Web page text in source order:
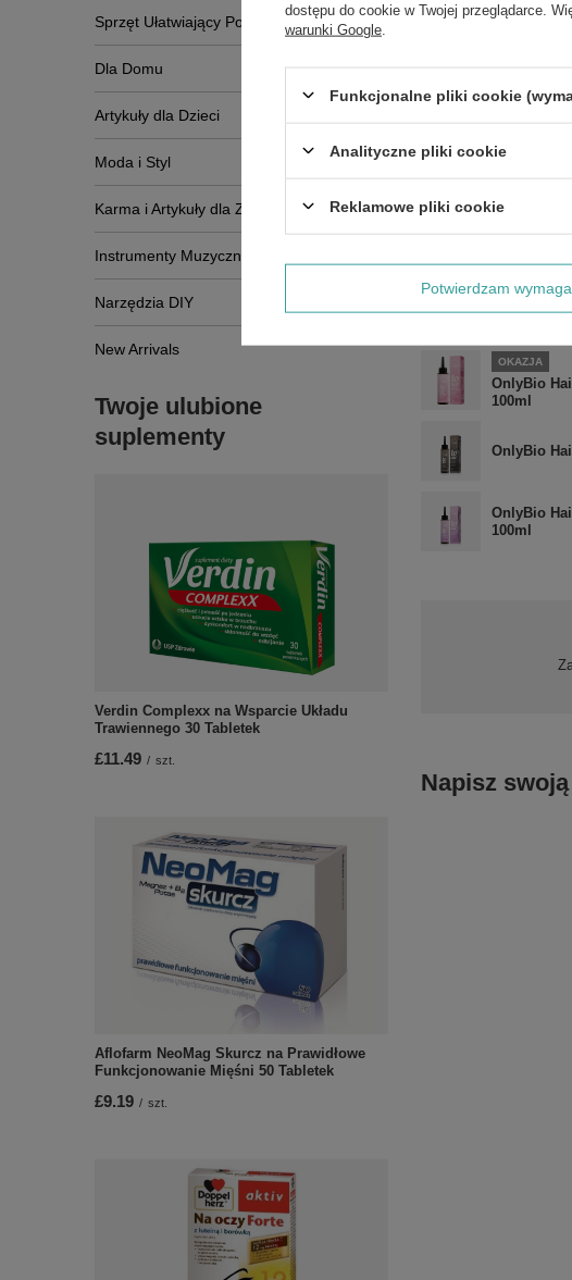
Sprzęt Ułatwiający Poruszanie Się
Dla Domu
Artykuły dla Dzieci
Moda i Styl
Karma i Artykuły dla Zwierząt
Instrumenty Muzyczne
Narzędzia DIY
New Arrivals
Twoje ulubione
suplementy
Verdin Complexx na Wsparcie Układu
Trawiennego 30 Tabletek
£11.49 / szt.
Aflofarm NeoMag Skurcz na Prawidłowe
Funkcjonowanie Mięśni 50 Tabletek
£9.19 / szt.
OnlyBio
OnlyBio
OnlyBio
OnlyBio
Nordycką
OKAZJA
OnlyBio
100ml
OnlyBio
OnlyBio
100ml
Napisz
dostępu do cookie w Twojej przeglądarce.
warunki Google
Funkcjonalne pliki cookie
Analityczne pliki cookie
Reklamowe pliki cookie
Potwierdzam